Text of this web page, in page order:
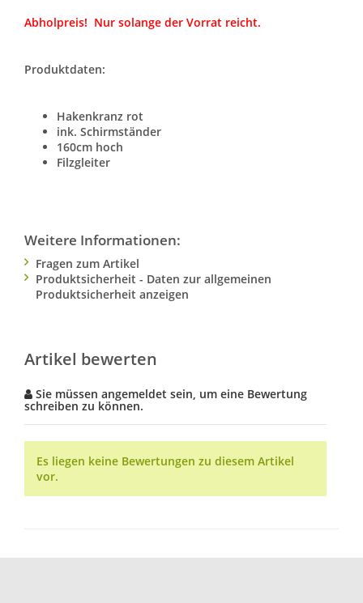
Abholpreis! Nur solange der Vorrat reicht.
Produktdaten:
Hakenkranz rot
ink. Schirmständer
160cm hoch
Filzgleiter
Weitere Informationen:
Fragen zum Artikel
Produktsicherheit - Daten zur allgemeinen
Produktsicherheit anzeigen
Artikel bewerten
Sie müssen angemeldet sein, um eine Bewertung
schreiben zu können.
Es liegen keine Bewertungen zu diesem Artikel
vor.